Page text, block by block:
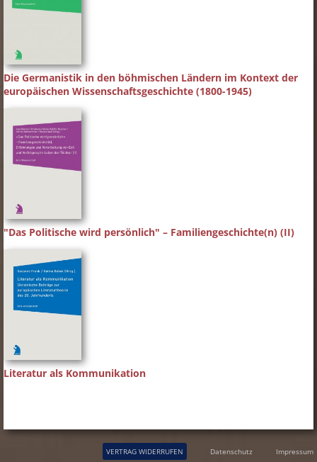
Die Germanistik in den böhmischen Ländern im Kontext der
europäischen Wissenschaftsgeschichte (1800-1945)
"Das Politische wird persönlich" – Familiengeschichte(n) (II)
Literatur als Kommunikation
VERTRAG WIDERRUFEN Datenschutz Impressum